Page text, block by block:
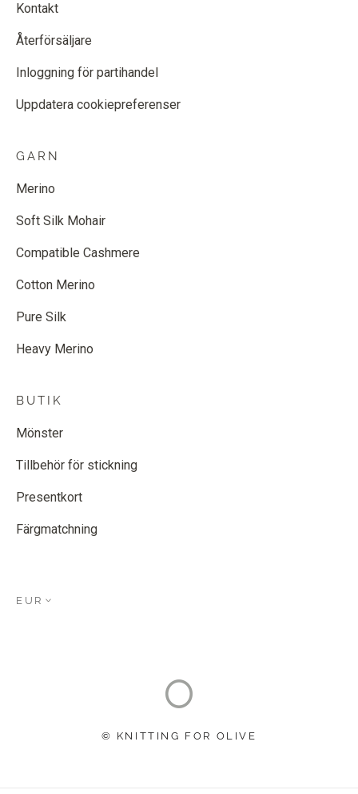
Kontakt
Återförsäljare
Inloggning för partihandel
Uppdatera cookiepreferenser
GARN
Merino
Soft Silk Mohair
Compatible Cashmere
Cotton Merino
Pure Silk
Heavy Merino
BUTIK
Mönster
Tillbehör för stickning
Presentkort
Färgmatchning
EUR
© KNITTING FOR OLIVE